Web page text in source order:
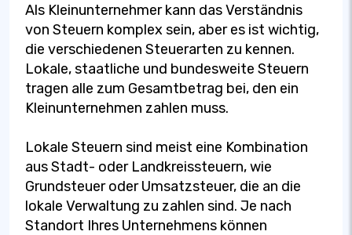
Als Kleinunternehmer kann das Verständnis
von Steuern komplex sein, aber es ist wichtig,
die verschiedenen Steuerarten zu kennen.
Lokale, staatliche und bundesweite Steuern
tragen alle zum Gesamtbetrag bei, den ein
Kleinunternehmen zahlen muss.
Lokale Steuern sind meist eine Kombination
aus Stadt- oder Landkreissteuern, wie
Grundsteuer oder Umsatzsteuer, die an die
lokale Verwaltung zu zahlen sind. Je nach
Standort Ihres Unternehmens können